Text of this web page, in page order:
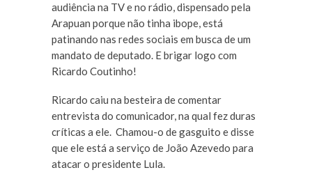
audiência na TV e no rádio, dispensado pela
Arapuan porque não tinha ibope, está
patinando nas redes sociais em busca de um
mandato de deputado. E brigar logo com
Ricardo Coutinho!
Ricardo caiu na besteira de comentar
entrevista do comunicador, na qual fez duras
críticas a ele. Chamou-o de gasguito e disse
que ele está a serviço de João Azevedo para
atacar o presidente Lula.